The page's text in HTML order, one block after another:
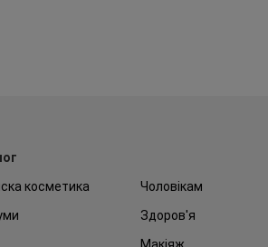
косметика
Чоловікам
Здоров'я